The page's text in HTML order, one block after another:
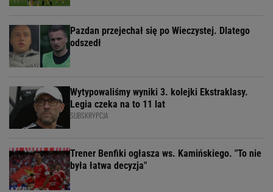
Pazdan przejechał się po Wieczystej. Dlatego
odszedł
Wytypowaliśmy wyniki 3. kolejki Ekstraklasy.
Legia czeka na to 11 lat
SUBSKRYPCJA
Trener Benfiki ogłasza ws. Kamińskiego. "To nie
była łatwa decyzja"